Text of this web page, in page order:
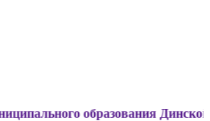
образования Динской район